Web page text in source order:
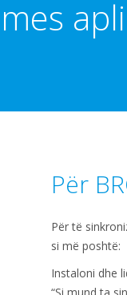
mes
Për
Për të
si më poshtë:
Instaloni dhe